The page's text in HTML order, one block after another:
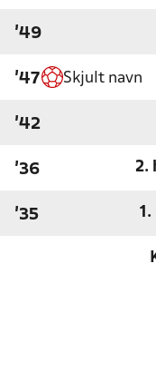
'49
'47 Skjult navn
'42
'36 2.
'35